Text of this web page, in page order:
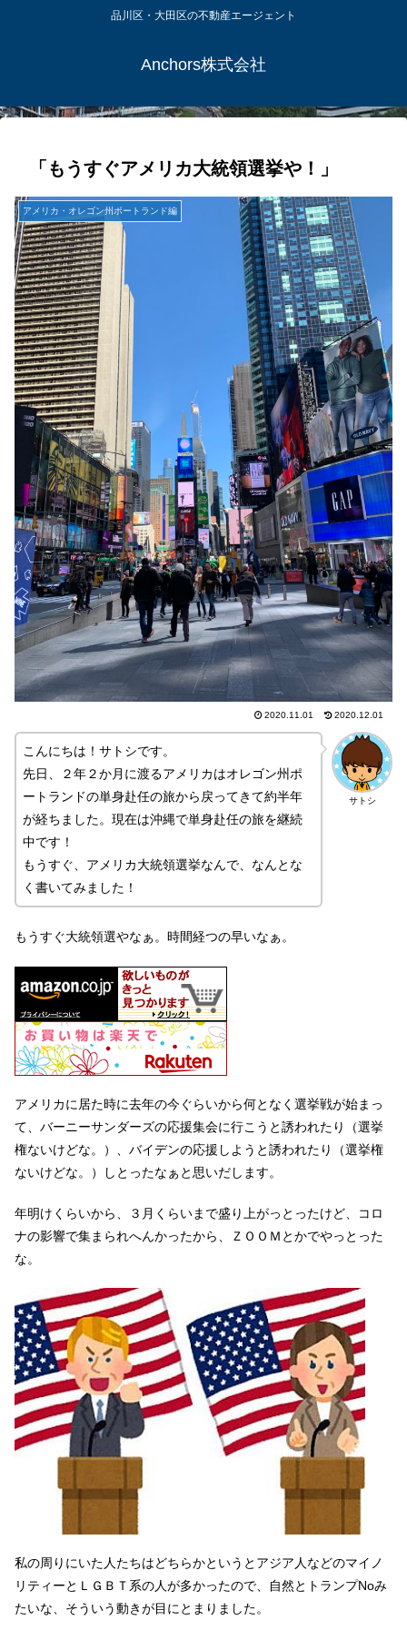
品川区・大田区の不動産エージェント
Anchors株式会社
「もうすぐアメリカ大統領選挙や！」
アメリカ・オレゴン州ポートランド編
2020.11.01 2020.12.01
サトシ
こんにちは！サトシです。
先日、２年２か月に渡るアメリカはオレゴン州ポ
ートランドの単身赴任の旅から戻ってきて約半年
が経ちました。現在は沖縄で単身赴任の旅を継続
中です！
もうすぐ、アメリカ大統領選挙なんで、なんとな
く書いてみました！
もうすぐ大統領選やなぁ。時間経つの早いなぁ。
アメリカに居た時に去年の今ぐらいから何となく選挙戦が始まっ
て、バーニーサンダーズの応援集会に行こうと誘われたり（選挙
権ないけどな。）、バイデンの応援しようと誘われたり（選挙権
ないけどな。）しとったなぁと思いだします。
年明けくらいから、３月くらいまで盛り上がっとったけど、コロ
ナの影響で集まられへんかったから、ＺＯＯＭとかでやっとった
な。
私の周りにいた人たちはどちらかというとアジア人などのマイノ
リティーとＬＧＢＴ系の人が多かったので、自然とトランプNoみ
たいな、そういう動きが目にとまりました。